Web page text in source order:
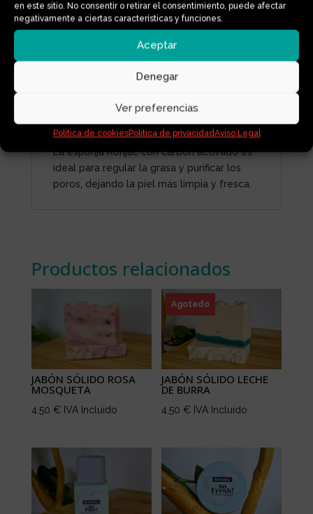
en este sitio. No consentir o retirar el consentimiento, puede afectar
negativamente a ciertas características y funciones.
Aceptar
Denegar
Ver preferencias
Política de cookiesPolítica de privacidadAviso Legal
KONJAC
CARBON
Información adicional
La esponja Konjac con carbón activado es
ideal para regular la grasa y purificar los
poros, dejando la piel más limpia y fresca.
Productos relacionados
JABÓN SÓLIDO ROSA
MOSQUETA
4,50 € IVA Incluido
Agotado
JABÓN SÓLIDO LECHE
DE BURRA
4,50 € IVA Incluido